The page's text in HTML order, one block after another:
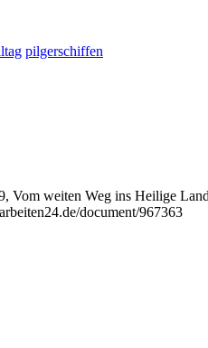
pilgerschiffen
Vom weiten Weg ins Heilige
document/967363